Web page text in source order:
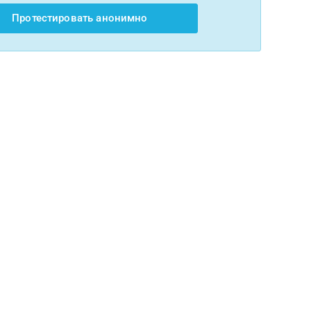
Протестировать анонимно